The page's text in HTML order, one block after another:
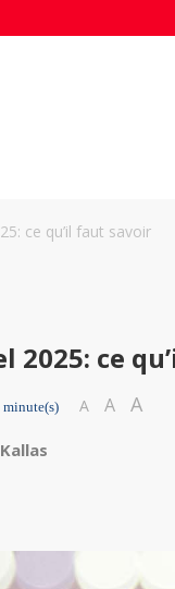
ce qu’il faut savoir
2025: ce
minute(s) A A A